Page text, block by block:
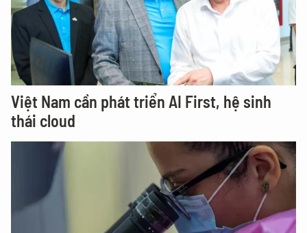
Việt Nam cần phát triển AI First, hệ sinh
thái cloud